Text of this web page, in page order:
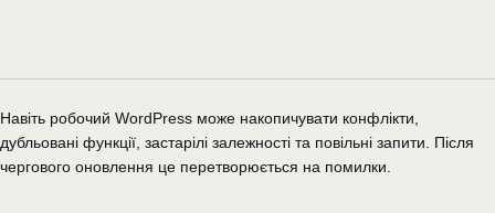
Навіть робочий WordPress може накопичувати конфлікти,
дубльовані функції, застарілі залежності та повільні запити. Після
чергового оновлення це перетворюється на помилки.